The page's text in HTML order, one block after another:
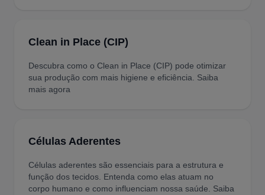
Clean in Place (CIP)
Descubra como o Clean in Place (CIP) pode otimizar
sua produção com mais higiene e eficiência. Saiba
mais agora
Células Aderentes
Células aderentes são essenciais para a estrutura e
função dos tecidos. Entenda como elas atuam no
corpo humano e como influenciam nossa saúde. Saiba